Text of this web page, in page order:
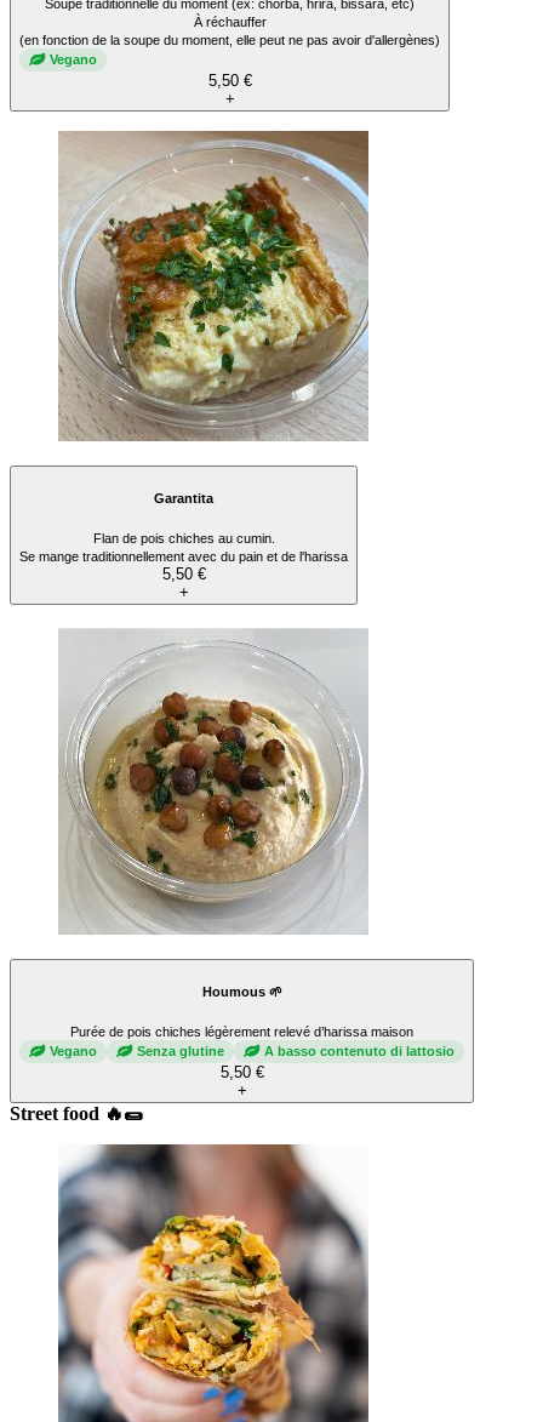
Soupe traditionnelle du moment (ex: chorba, hrira, bissara, etc)
À réchauffer
(en fonction de la soupe du moment, elle peut ne pas avoir d'allergènes)
Vegano
5,50 €
+
Garantita
Flan de pois chiches au cumin.
Se mange traditionnellement avec du pain et de l'harissa
5,50 €
+
Houmous 🌱
Purée de pois chiches légèrement relevé d’harissa maison
Vegano
Senza glutine A basso contenuto di lattosio
5,50 €
+
Street food 🔥🌯